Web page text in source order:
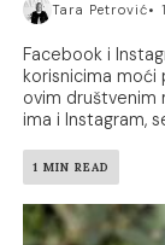
Tara Petrović
Facebook i
korisnicima
ovim društvenim
ima i Instagram,
1 MIN READ